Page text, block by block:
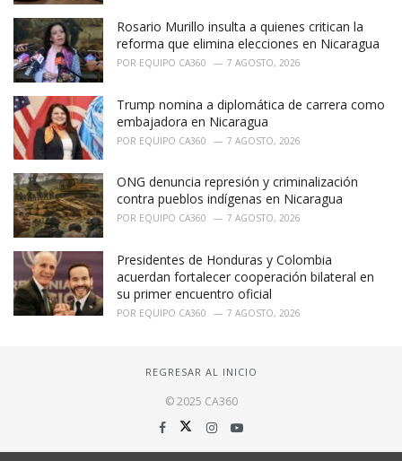
Rosario Murillo insulta a quienes critican la
reforma que elimina elecciones en Nicaragua
POR EQUIPO CA360 7 AGOSTO, 2026
Trump nomina a diplomática de carrera como
embajadora en Nicaragua
POR EQUIPO CA360 7 AGOSTO, 2026
ONG denuncia represión y criminalización
contra pueblos indígenas en Nicaragua
POR EQUIPO CA360 7 AGOSTO, 2026
Presidentes de Honduras y Colombia
acuerdan fortalecer cooperación bilateral en
su primer encuentro oficial
POR EQUIPO CA360 7 AGOSTO, 2026
REGRESAR AL INICIO
© 2025 CA360